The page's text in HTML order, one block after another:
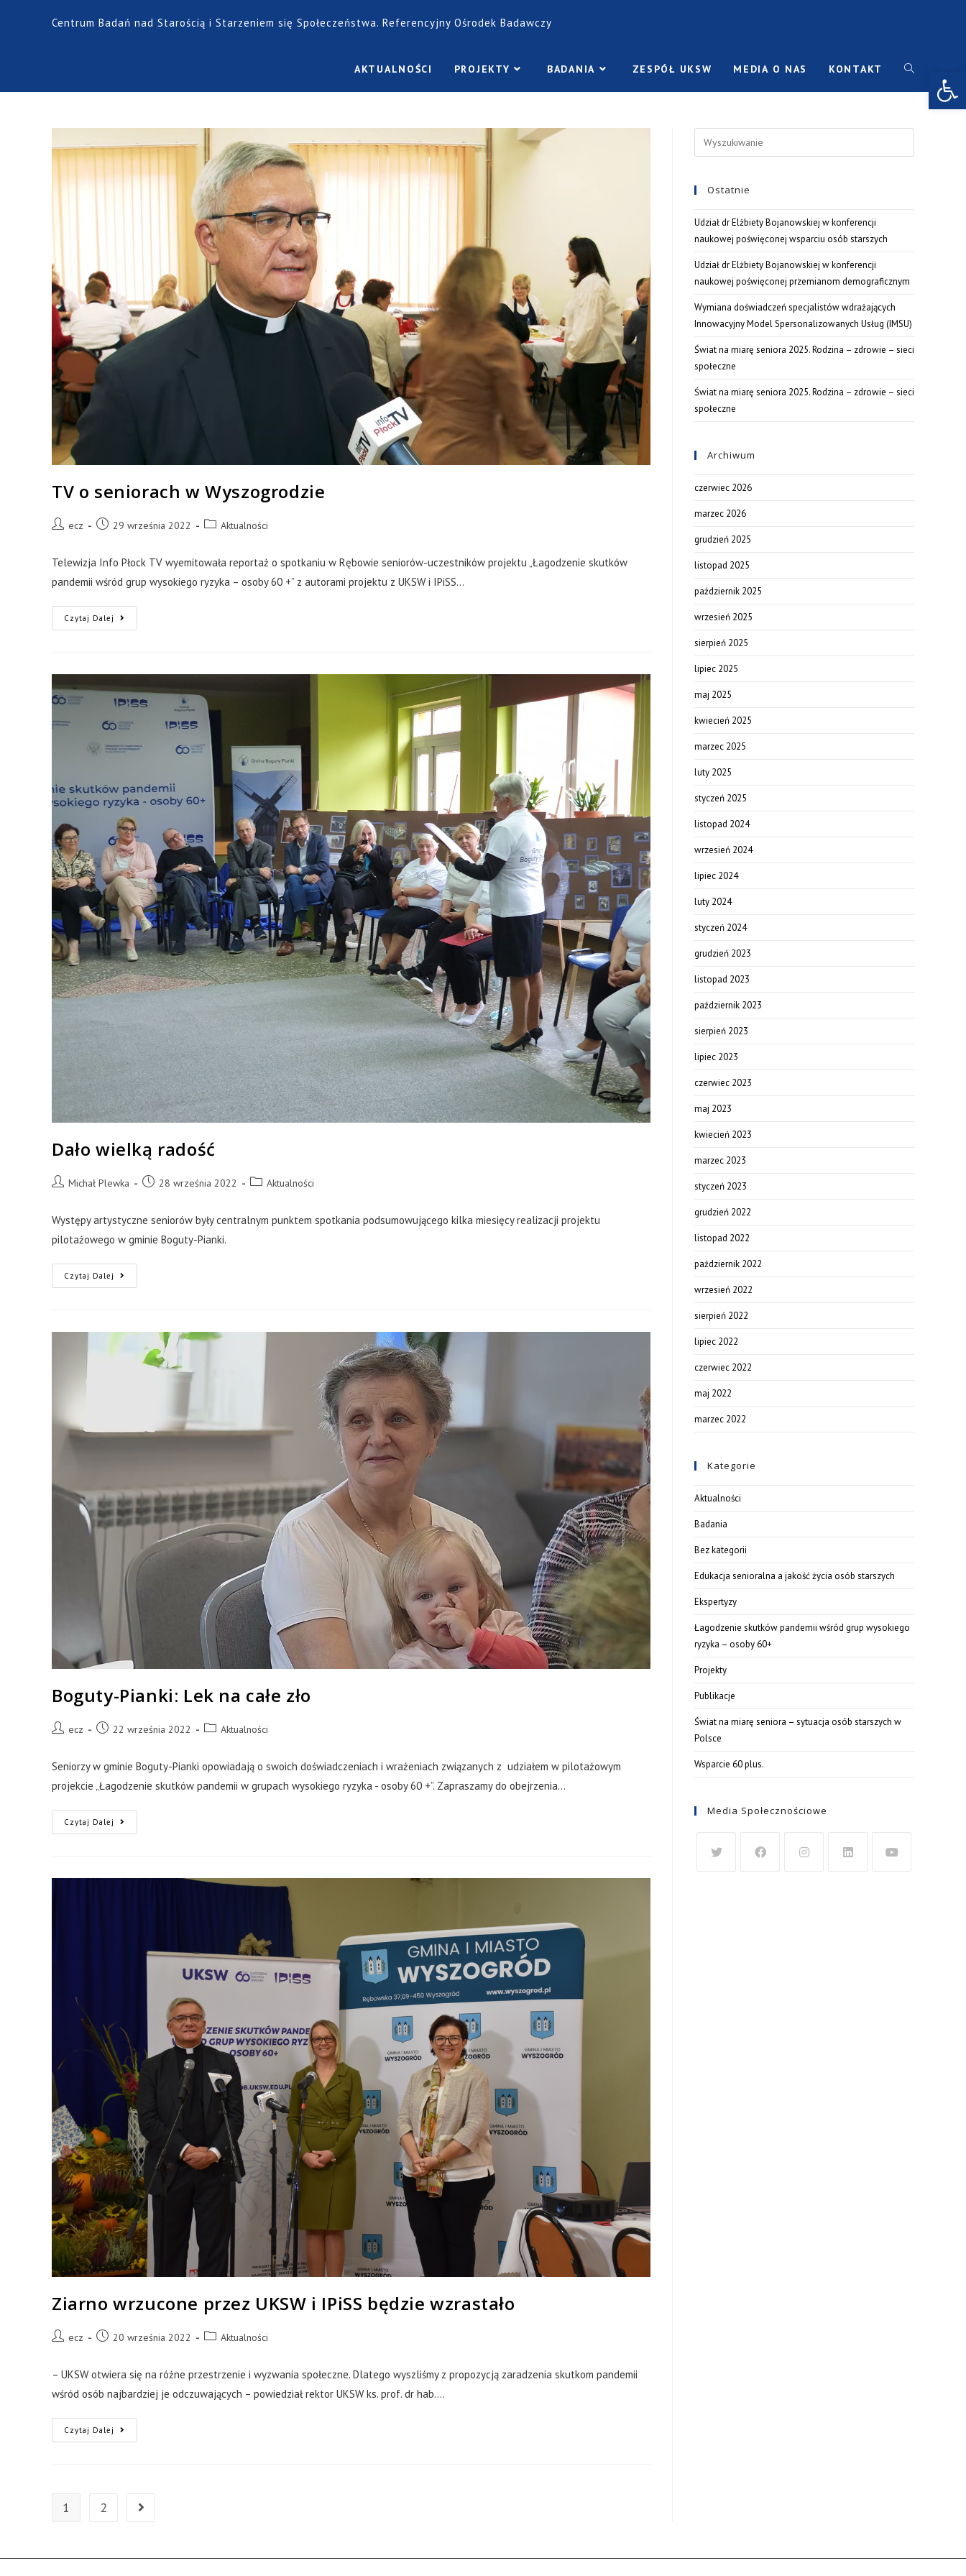
Open toolbar
Centrum Badań nad Starością i Starzeniem się Społeczeństwa. Referencyjny Ośrodek Badawczy
AKTUALNOŚCI PROJEKTY BADANIA ZESPÓŁ UKSW MEDIA O NAS KONTAKT
TV o seniorach w Wyszogrodzie
ecz 29 września 2022 Aktualności
Telewizja Info Płock TV wyemitowała reportaż o spotkaniu w Rębowie seniorów-uczestników projektu „Łagodzenie skutków
pandemii wśród grup wysokiego ryzyka – osoby 60 +” z autorami projektu z UKSW i IPiSS…
Czytaj Dalej
Dało wielką radość
Michał Plewka 28 września 2022 Aktualności
Występy artystyczne seniorów były centralnym punktem spotkania podsumowującego kilka miesięcy realizacji projektu
pilotażowego w gminie Boguty-Pianki.
Czytaj Dalej
Boguty-Pianki: Lek na całe zło
ecz 22 września 2022 Aktualności
Seniorzy w gminie Boguty-Pianki opowiadają o swoich doświadczeniach i wrażeniach związanych z udziałem w pilotażowym
projekcie „Łagodzenie skutków pandemii w grupach wysokiego ryzyka - osoby 60 +”. Zapraszamy do obejrzenia…
Czytaj Dalej
Ziarno wrzucone przez UKSW i IPiSS będzie wzrastało
ecz 20 września 2022 Aktualności
– UKSW otwiera się na różne przestrzenie i wyzwania społeczne. Dlatego wyszliśmy z propozycją zaradzenia skutkom pandemii
wśród osób najbardziej je odczuwających – powiedział rektor UKSW ks. prof. dr hab.…
Czytaj Dalej
1 2
Ostatnie
Udział dr Elżbiety Bojanowskiej w konferencji
naukowej poświęconej wsparciu osób starszych
Udział dr Elżbiety Bojanowskiej w konferencji
naukowej poświęconej przemianom demograficznym
Wymiana doświadczeń specjalistów wdrażających
Innowacyjny Model Spersonalizowanych Usług (IMSU)
Świat na miarę seniora 2025. Rodzina – zdrowie – sieci
społeczne
Świat na miarę seniora 2025. Rodzina – zdrowie – sieci
społeczne
Archiwum
czerwiec 2026
marzec 2026
grudzień 2025
listopad 2025
październik 2025
wrzesień 2025
sierpień 2025
lipiec 2025
maj 2025
kwiecień 2025
marzec 2025
luty 2025
styczeń 2025
listopad 2024
wrzesień 2024
lipiec 2024
luty 2024
styczeń 2024
grudzień 2023
listopad 2023
październik 2023
sierpień 2023
lipiec 2023
czerwiec 2023
maj 2023
kwiecień 2023
marzec 2023
styczeń 2023
grudzień 2022
listopad 2022
październik 2022
wrzesień 2022
sierpień 2022
lipiec 2022
czerwiec 2022
maj 2022
marzec 2022
Kategorie
Aktualności
Badania
Bez kategorii
Edukacja senioralna a jakość życia osób starszych
Ekspertyzy
Łagodzenie skutków pandemii wśród grup wysokiego
ryzyka – osoby 60+
Projekty
Publikacje
Świat na miarę seniora – sytuacja osób starszych w
Polsce
Wsparcie 60 plus.
Media Społecznościowe